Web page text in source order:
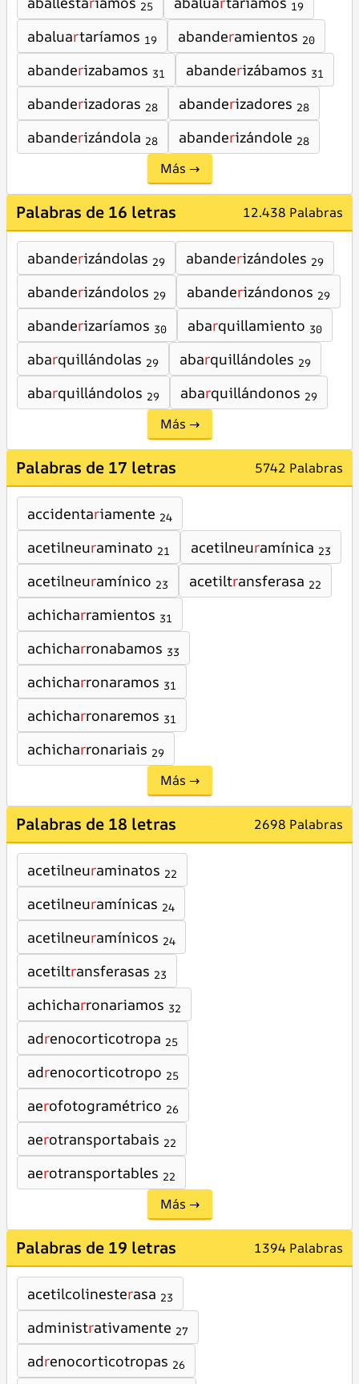
25 19
abaluartaríamos 19 abanderamientos 20
abanderizabamos 31 abanderizábamos 31
abanderizadoras 28 abanderizadores 28
abanderizándola 28 abanderizándole 28
Más →
Palabras de 16 letras 12.438 Palabras
abanderizándolas 29 abanderizándoles 29
abanderizándolos 29 abanderizándonos 29
abanderizaríamos 30 abarquillamiento 30
abarquillándolas 29 abarquillándoles 29
abarquillándolos 29 abarquillándonos 29
Más →
Palabras de 17 letras 5742 Palabras
accidentariamente 24
acetilneuraminato 21 acetilneuramínica 23
acetilneuramínico 23 acetiltransferasa 22
achicharramientos 31
achicharronabamos 33
achicharronaramos 31
achicharronaremos 31
achicharronariais 29
Más →
Palabras de 18 letras 2698 Palabras
acetilneuraminatos 22
acetilneuramínicas 24
acetilneuramínicos 24
acetiltransferasas 23
achicharronariamos 32
adrenocorticotropa 25
adrenocorticotropo 25
aerofotogramétrico 26
aerotransportabais 22
aerotransportables 22
Más →
Palabras de 19 letras 1394 Palabras
acetilcolinesterasa 23
administrativamente 27
adrenocorticotropas 26